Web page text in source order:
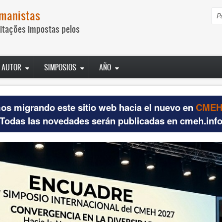
impostas pelos
AUTOR SIMPOSIOS AÑO
migrando este sitio web hacia el nuevo en
Todas las novedades serán publicadas en cmeh.info